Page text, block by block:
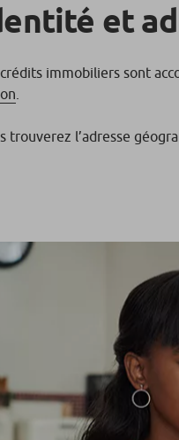
et
immobiliers sont
trouverez l’adresse